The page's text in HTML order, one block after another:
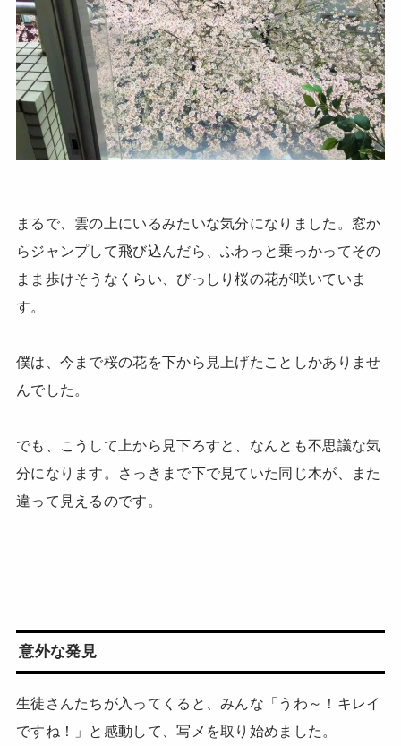
まるで、雲の上にいるみたいな気分になりました。窓か
らジャンプして飛び込んだら、ふわっと乗っかってその
まま歩けそうなくらい、びっしり桜の花が咲いていま
す。
僕は、今まで桜の花を下から見上げたことしかありませ
んでした。
でも、こうして上から見下ろすと、なんとも不思議な気
分になります。さっきまで下で見ていた同じ木が、また
違って見えるのです。
意外な発見
生徒さんたちが入ってくると、みんな「うわ～！キレイ
ですね！」と感動して、写メを取り始めました。